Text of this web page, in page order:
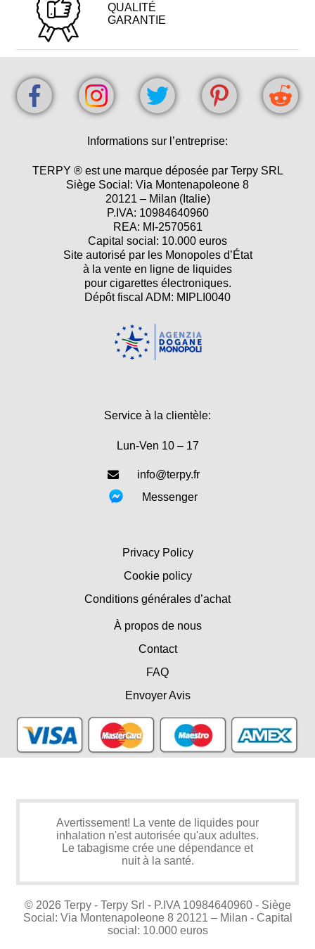
QUALITÉ
GARANTIE
Informations sur l’entreprise:
TERPY ® est une marque déposée par Terpy SRL
Siège Social: Via Montenapoleone 8
20121 – Milan (Italie)
P.IVA: 10984640960
REA: MI-2570561
Capital social: 10.000 euros
Site autorisé par les Monopoles d’État
à la vente en ligne de liquides
pour cigarettes électroniques.
Dépôt fiscal ADM: MIPLI0040
Service à la clientèle:
Lun-Ven 10 – 17
info@terpy.fr
Messenger
Privacy Policy
Cookie policy
Conditions générales d’achat
À propos de nous
Contact
FAQ
Envoyer Avis
Avertissement! La vente de liquides pour
inhalation n'est autorisée qu'aux adultes.
Le tabagisme crée une dépendance et
nuit à la santé.
© 2026 Terpy - Terpy Srl - P.IVA 10984640960 - Siège
Social: Via Montenapoleone 8 20121 – Milan - Capital
social: 10.000 euros